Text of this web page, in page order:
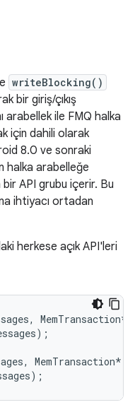
writeBlocking()
bir giriş/çıkış
arabellek ile FMQ halka
için dahili olarak
8.0 ve sonraki
halka arabelleğe
API grubu içerir. Bu
ihtiyacı ortadan
herkese açık API'leri
, MemTransaction*
);
, MemTransaction*
);